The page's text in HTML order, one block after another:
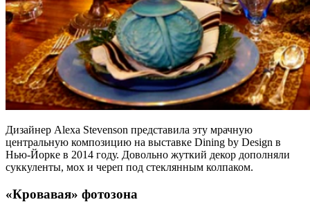
Дизайнер Alexa Stevenson представила эту мрачную
центральную композицию на выставке Dining by Design в
Нью-Йорке в 2014 году. Довольно жуткий декор дополняли
суккуленты, мох и череп под стеклянным колпаком.
«Кровавая» фотозона